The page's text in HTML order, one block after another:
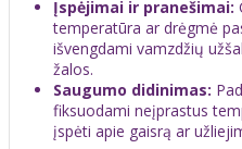
Įspėjimai ir pranešimai:
temperatūra ar drėgmė
išvengdami vamzdžių
žalos.
Saugumo didinimas:
fiksuodami neįprastus
įspėti apie gaisrą ar